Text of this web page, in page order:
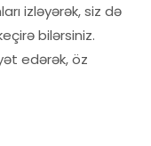
izləyərək, siz də
bilərsiniz.
edərək, öz